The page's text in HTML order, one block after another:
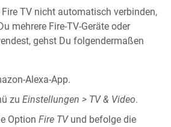
TV nicht automatisch verbinden,
mehrere Fire-TV-Geräte oder
gehst Du folgendermaßen
Alexa-App.
zuEinstellungen > TV & Video.
OptionFire TVund befolge die